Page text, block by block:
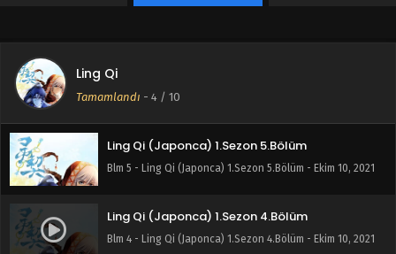
Ling Qi
Tamamlandı - 4 / 10
Ling Qi (Japonca) 1.Sezon 7.Bölüm
Ling Qi (Japonca) 1.Sezon 6.Bölüm
Blm 6 - Ling Qi (Japonca) 1.Sezon 6.Bölüm - Ekim 10, 2021
Ling Qi (Japonca) 1.Sezon 5.Bölüm
Blm 5 - Ling Qi (Japonca) 1.Sezon 5.Bölüm - Ekim 10, 2021
Ling Qi (Japonca) 1.Sezon 4.Bölüm
Blm 4 - Ling Qi (Japonca) 1.Sezon 4.Bölüm - Ekim 10, 2021